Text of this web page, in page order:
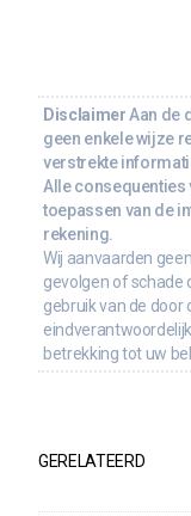
Disclaimer Aan de
geen enkele wijze
verstrekte
Alle consequenties
toepassen van de
rekening.
Wij aanvaarden
gevolgen of schade
gebruik van de
betrekking tot uw
GERELATEERD